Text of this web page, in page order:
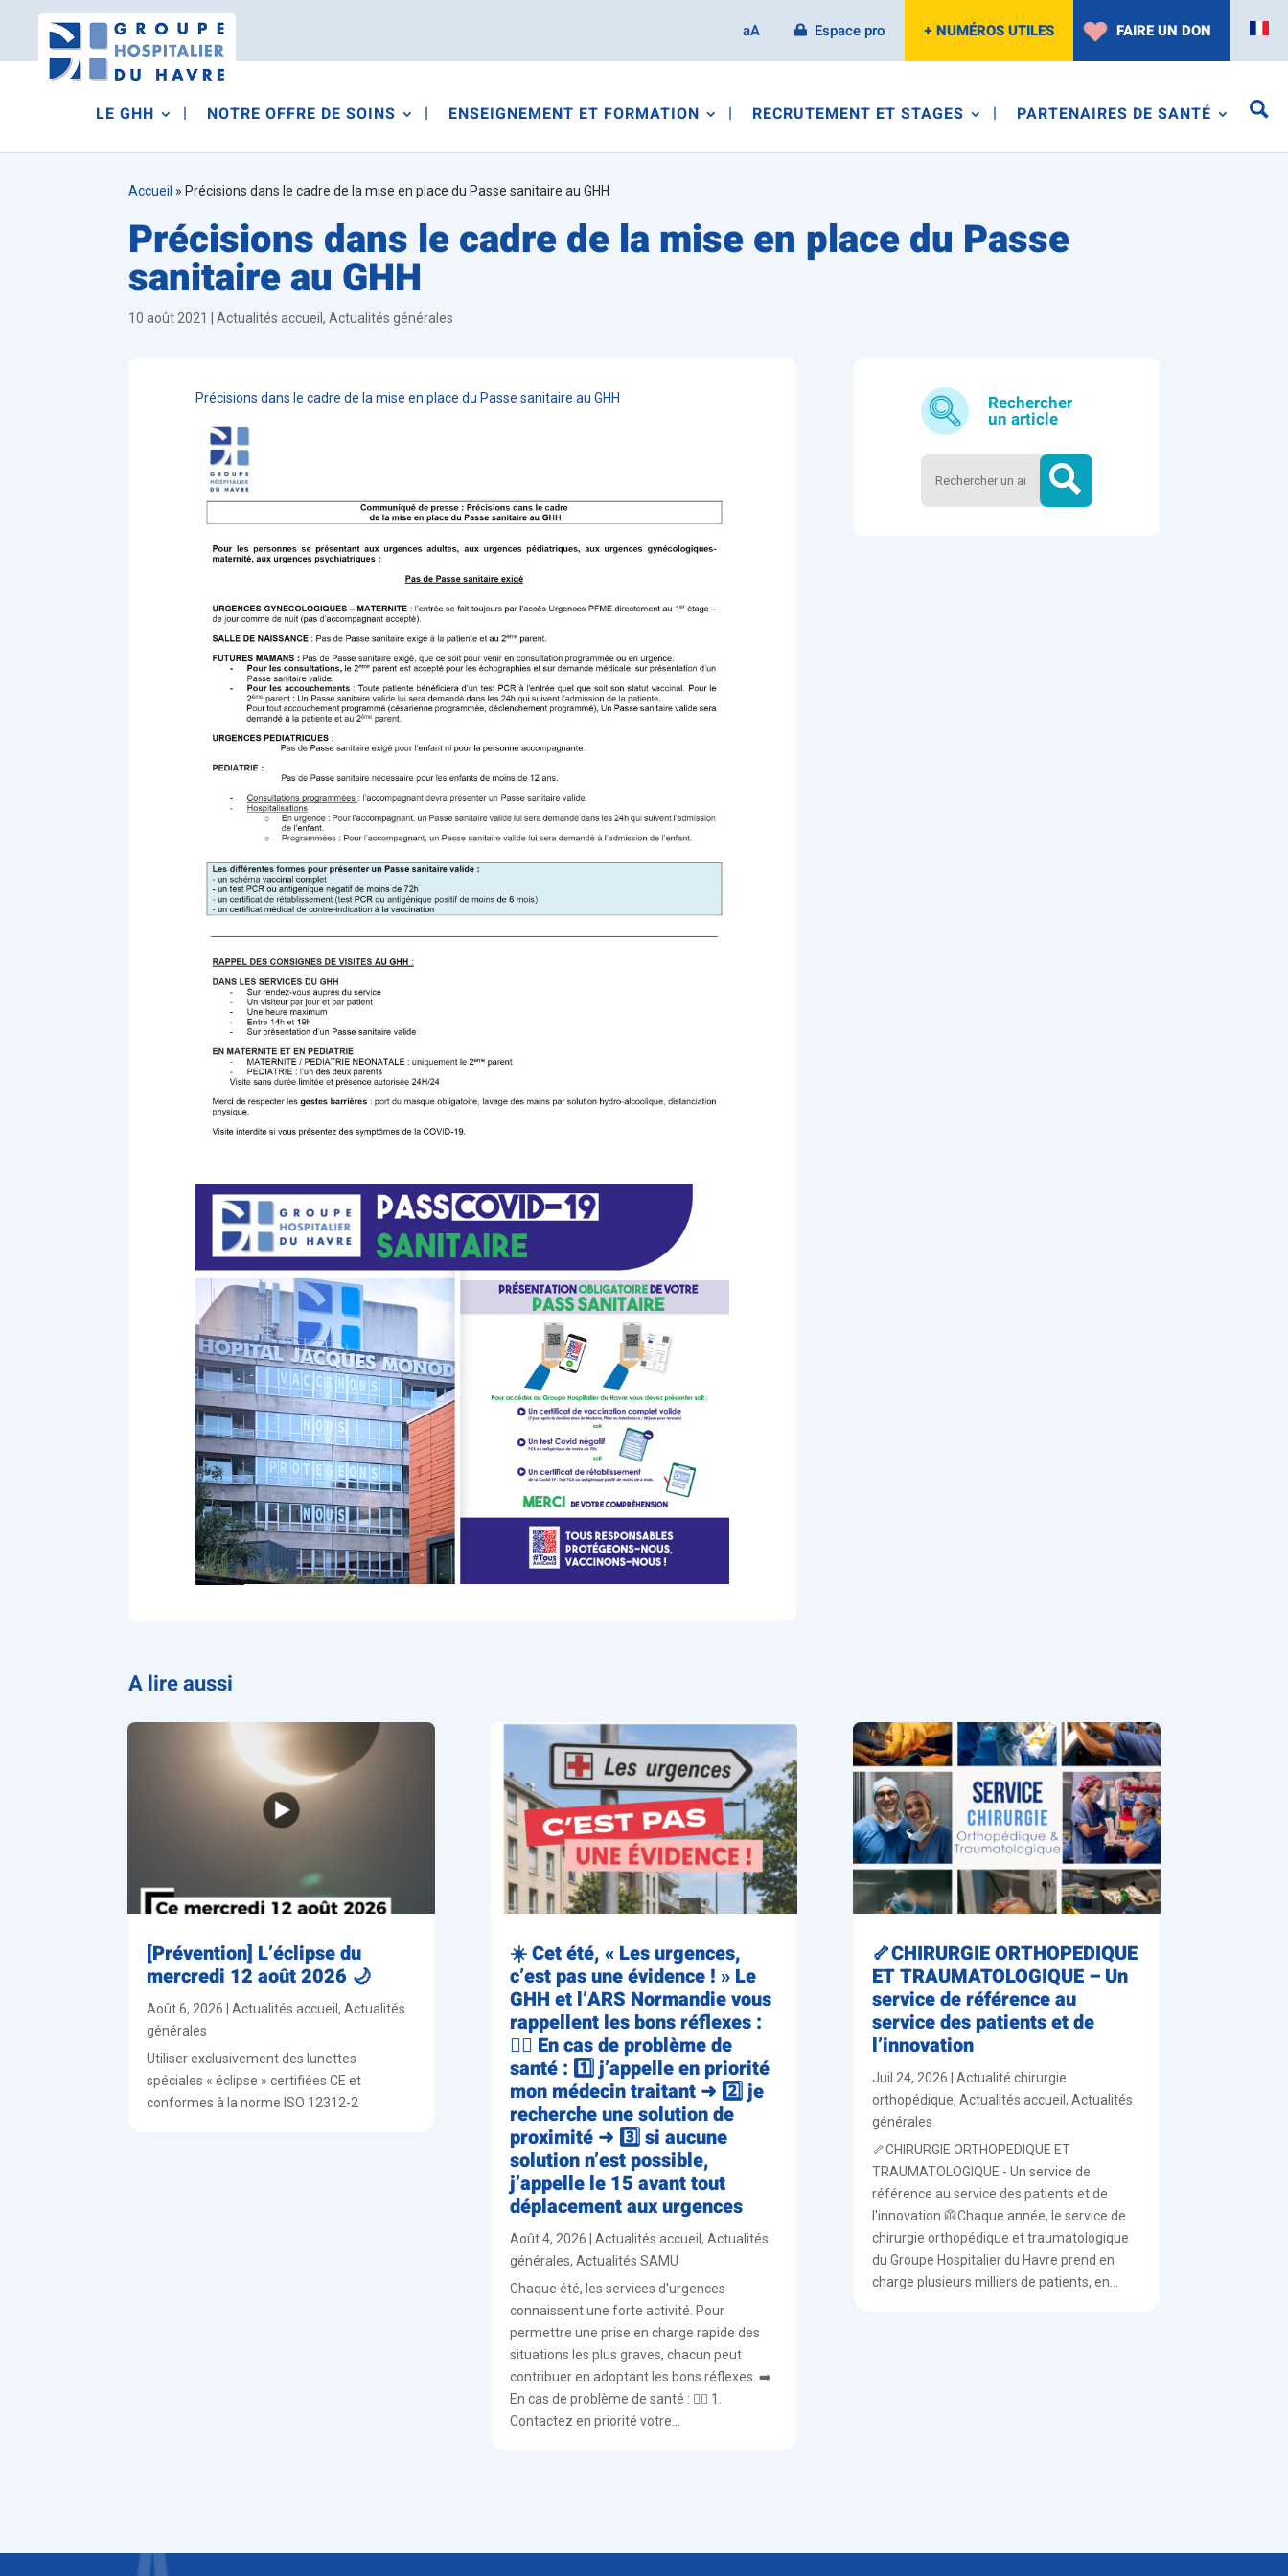
aA Espace pro + NUMÉROS UTILES FAIRE UN DON
LE GHH NOTRE OFFRE DE SOINS ENSEIGNEMENT ET FORMATION RECRUTEMENT ET STAGES PARTENAIRES DE SANTÉ
Accueil » Précisions dans le cadre de la mise en place du Passe sanitaire au GHH
Précisions dans le cadre de la mise en place du Passe
sanitaire au GHH
10 août 2021 |Actualités accueil,Actualités générales
Précisions dans le cadre de la mise en place du Passe sanitaire au GHH Rechercher
un article
A lire aussi
[Prévention] L’éclipse du
mercredi 12 août 2026 🌙
Août 6, 2026 |Actualités accueil,Actualités
générales
Utiliser exclusivement des lunettes
spéciales « éclipse » certifiées CE et
conformes à la norme ISO 12312-2
☀️ Cet été, « Les urgences,
c’est pas une évidence ! » Le
GHH et l’ARS Normandie vous
rappellent les bons réflexes :
👨‍⚕️ En cas de problème de
santé : 1️⃣ j’appelle en priorité
mon médecin traitant ➜ 2️⃣ je
recherche une solution de
proximité ➜ 3️⃣ si aucune
solution n’est possible,
j’appelle le 15 avant tout
déplacement aux urgences
Août 4, 2026 Actualités accueil , Actualités
générales, Actualités SAMU
Chaque été, les services d'urgences
connaissent une forte activité. Pour
permettre une prise en charge rapide des
situations les plus graves, chacun peut
contribuer en adoptant les bons réflexes. ➡️
En cas de problème de santé : 👨‍⚕️ 1.
Contactez en priorité votre...
🦴CHIRURGIE ORTHOPEDIQUE
ET TRAUMATOLOGIQUE – Un
service de référence au
service des patients et de
l’innovation
Juil 24, 2026
Actualité chirurgie
orthopédique, Actualités accueil , Actualités
générales
🦴CHIRURGIE ORTHOPEDIQUE ET
TRAUMATOLOGIQUE - Un service de
référence au service des patients et de
l'innovation 🥼Chaque année, le service de
chirurgie orthopédique et traumatologique
du Groupe Hospitalier du Havre prend en
charge plusieurs milliers de patients, en...